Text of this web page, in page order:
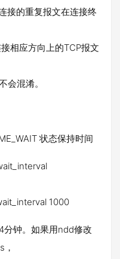
接的重复报文在连接终
相应方向上的TCP报文
会混淆。
状态保持时间
1000
钟。如果用ndd修改